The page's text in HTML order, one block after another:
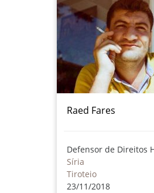
Raed Fares
Defensor de Direitos
Síria
Tiroteio
23/11/2018